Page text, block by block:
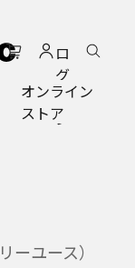
ロ
グ
イ
ン
オンライン
ストア
ユース）